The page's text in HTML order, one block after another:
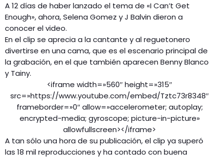
A 12 días de haber lanzado el tema de «I Can’t Get
Enough», ahora, Selena Gomez y J Balvin dieron a
conocer el video.
En el clip se aprecia a la cantante y al reguetonero
divertirse en una cama, que es el escenario principal de
la grabación, en el que también aparecen Benny Blanco
y Tainy.
<iframe width=»560″ height=»315″
src=»https://www.youtube.com/embed/Tztc73r8348″
frameborder=»0″ allow=»accelerometer; autoplay;
encrypted-media; gyroscope; picture-in-picture»
allowfullscreen></iframe>
A tan sólo una hora de su publicación, el clip ya superó
las 18 mil reproducciones y ha contado con buena